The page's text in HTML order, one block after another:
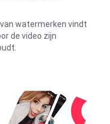
watermerken vindt
de video zijn